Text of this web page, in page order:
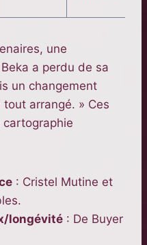
une
a perdu de sa
un changement
arrangé. » Ces
: Cristel Mutine et
longévité : De Buyer